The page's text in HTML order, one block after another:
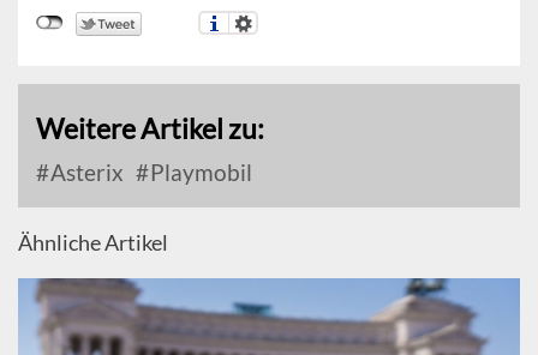
Weitere Artikel zu:
Asterix Playmobil
Ähnliche Artikel